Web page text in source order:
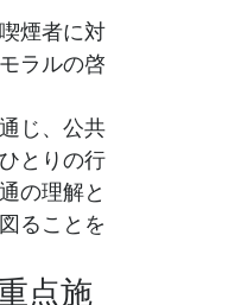
煙者に対
ラルの啓
じ、公共
とりの行
の理解と
ることを
点施